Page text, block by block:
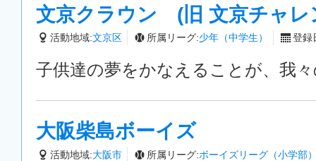
文京クラウン (旧 文京チャレ
活動地域:文京区 所属リーグ:少年（中学生） 登録
子供達の夢をかなえることが、我
大阪柴島ボーイズ
活動地域:大阪市 所属リーグ:ボーイズリーグ（小学部